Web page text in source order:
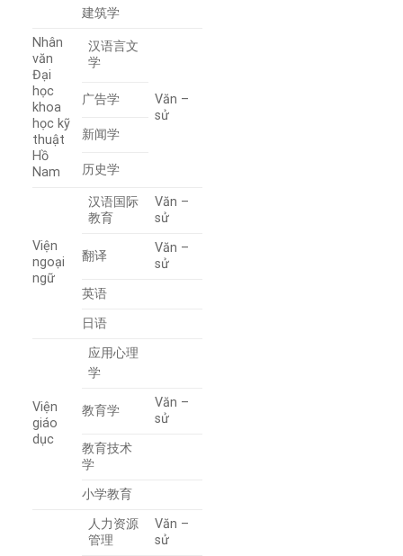
建筑学
Nhân
văn
Đại
học
khoa
học kỹ
thuật
Hồ
Nam
汉语言文
学
Văn –
sử
广告学
新闻学
历史学
Viện
ngoại
ngữ
汉语国际
教育
Văn –
sử
翻译
Văn –
sử
英语
日语
Viện
giáo
dục
应用心理
学
教育学
Văn –
sử
教育技术
学
小学教育
人力资源
管理
Văn –
sử